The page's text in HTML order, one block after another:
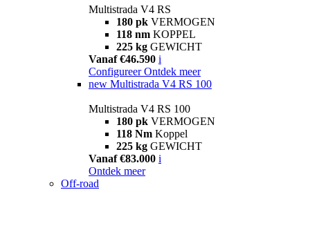
Multistrada V4 RS
180 pk VERMOGEN
118 nm KOPPEL
225 kg GEWICHT
Vanaf €46.590 i
Configureer Ontdek meer
new Multistrada V4 RS 100
Multistrada V4 RS 100
180 pk VERMOGEN
118 Nm Koppel
225 kg GEWICHT
Vanaf €83.000 i
Ontdek meer
Off-road